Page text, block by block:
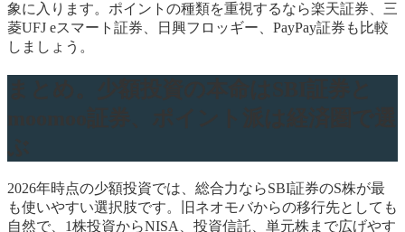
象に入ります。ポイントの種類を重視するなら楽天証券、三
菱UFJ eスマート証券、日興フロッギー、PayPay証券も比較
しましょう。
2026年時点の少額投資では、総合力ならSBI証券のS株が最
も使いやすい選択肢です。旧ネオモバからの移行先としても
自然で、1株投資からNISA、投資信託、単元株まで広げやす